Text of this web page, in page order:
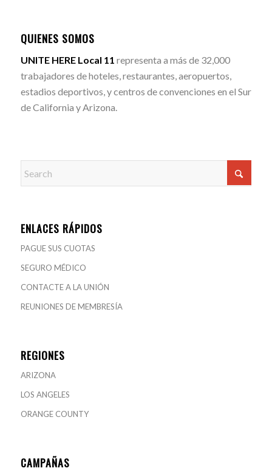
QUIENES SOMOS
UNITE HERE Local 11 representa a más de 32,000
trabajadores de hoteles, restaurantes, aeropuertos,
estadios deportivos, y centros de convenciones en el Sur
de California y Arizona.
ENLACES RÁPIDOS
PAGUE SUS CUOTAS
SEGURO MÉDICO
CONTACTE A LA UNIÓN
REUNIONES DE MEMBRESÍA
REGIONES
ARIZONA
LOS ANGELES
ORANGE COUNTY
CAMPAÑAS